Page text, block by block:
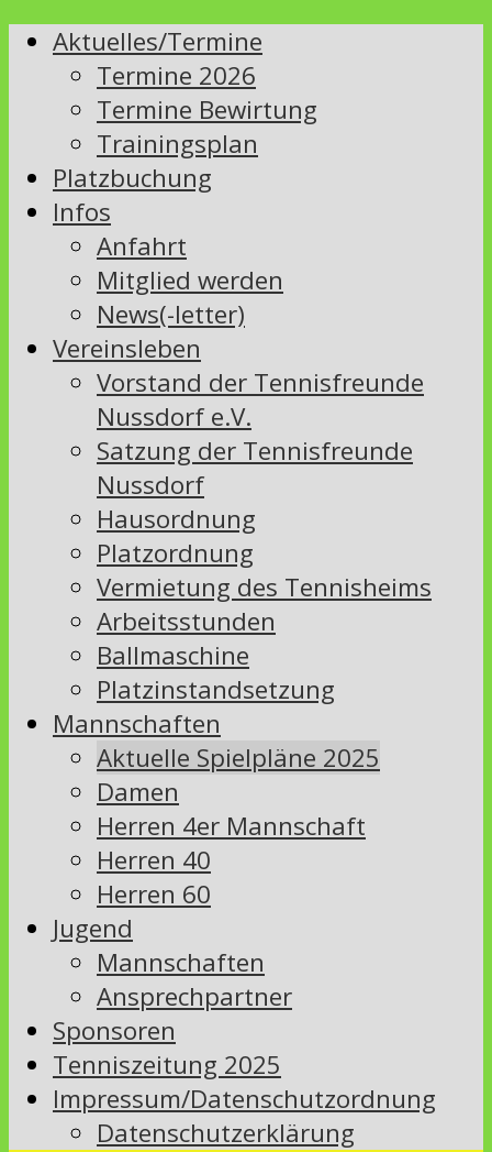
Aktuelles/Termine
Termine 2026
Termine Bewirtung
Trainingsplan
Platzbuchung
Infos
Anfahrt
Mitglied werden
News(-letter)
Vereinsleben
Vorstand der Tennisfreunde
Nussdorf e.V.
Satzung der Tennisfreunde
Nussdorf
Hausordnung
Platzordnung
Vermietung des Tennisheims
Arbeitsstunden
Ballmaschine
Platzinstandsetzung
Mannschaften
Aktuelle Spielpläne 2025
Damen
Herren 4er Mannschaft
Herren 40
Herren 60
Jugend
Mannschaften
Ansprechpartner
Sponsoren
Tenniszeitung 2025
Impressum/Datenschutzordnung
Datenschutzerklärung